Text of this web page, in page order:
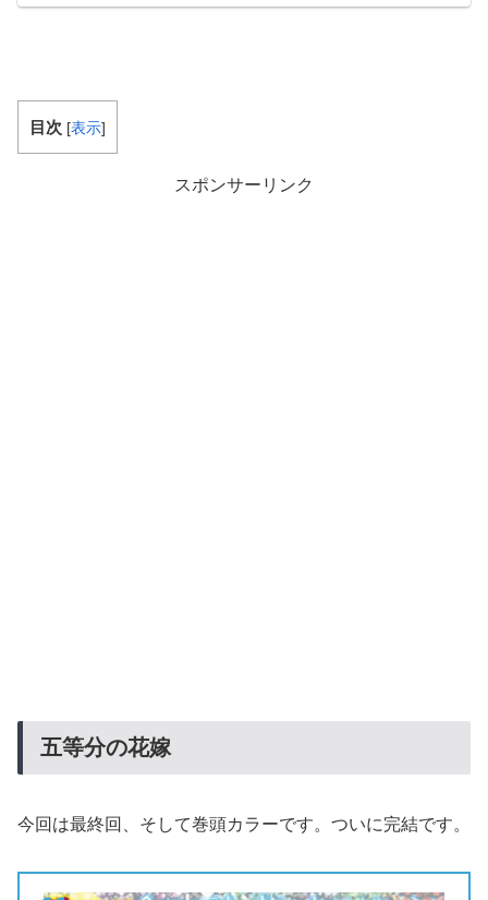
目次 [表示]
スポンサーリンク
五等分の花嫁
今回は最終回、そして巻頭カラーです。ついに完結です。